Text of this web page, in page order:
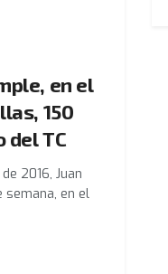
en el
150
del TC
2016, Juan
semana, en el